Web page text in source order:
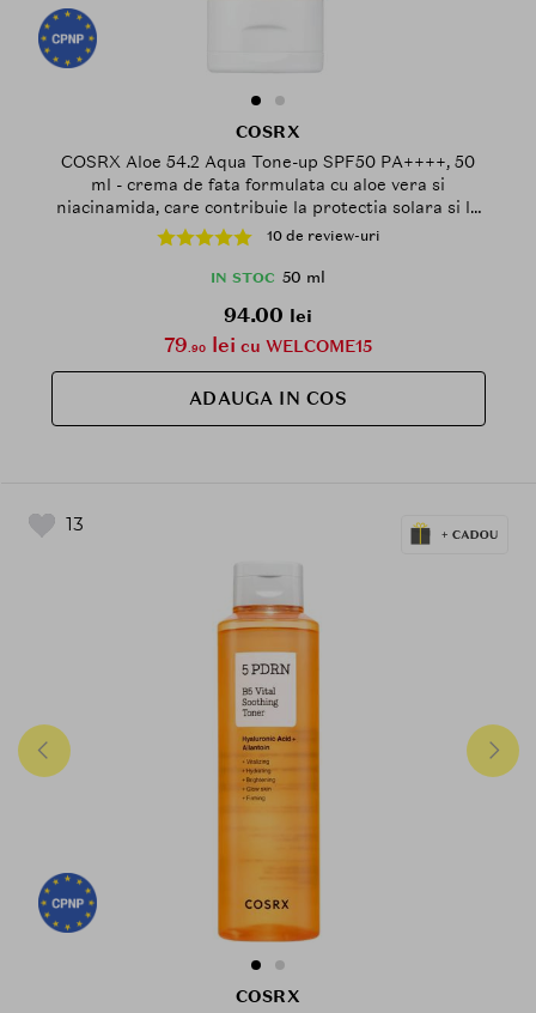
COSRX
COSRX Aloe 54.2 Aqua Tone-up SPF50 PA++++, 50
ml - crema de fata formulata cu aloe vera si
niacinamida, care contribuie la protectia solara si la
uniformizarea aspectului tenului, Daily
10 de review-uri
IN STOC 50 ml
94.00 lei
79.90 lei cu WELCOME15
ADAUGA IN COS
13
COSRX